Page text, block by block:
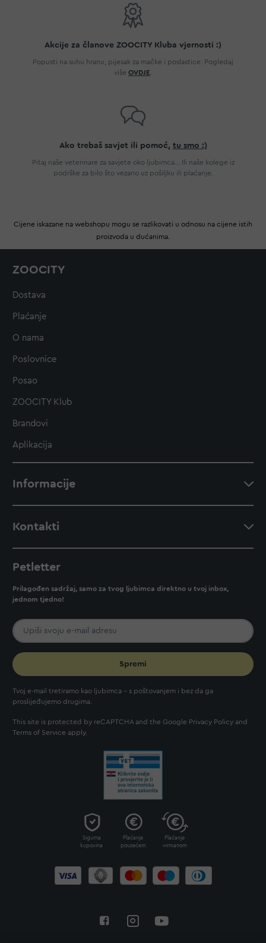
Akcije za članove ZOOCITY Kluba vjernosti :)
Popusti na suhu hranu, pijesak za mačke i poslastice. Pogledaj
više OVDJE
Ako trebaš savjet ili pomoć, tu smo :)
Pitaj naše veterinare za savjete oko ljubimca... Ili naše kolege iz
podrške za bilo što vezano uz pošiljku ili plaćanje.
Cijene iskazane na webshopu mogu se razlikovati u odnosu na cijene istih
proizvoda u dućanima.
ZOOCITY
Dostava
Plaćanje
O nama
Poslovnice
Posao
ZOOCITY Klub
Brandovi
Aplikacija
Informacije
Kontakti
Petletter
Prilagođen sadržaj, samo za tvog ljubimca direktno u tvoj inbox,
jednom tjedno!
Spremi
Tvoj e-mail tretiramo kao ljubimca - s poštovanjem i bez da ga
proslijeđujemo drugima.
This site is protected by reCAPTCHA and the Google Privacy Policy and
Terms of Service apply.
Sigurna
kupovina
Plaćanje
pouzećem
Plaćanje
virmanom